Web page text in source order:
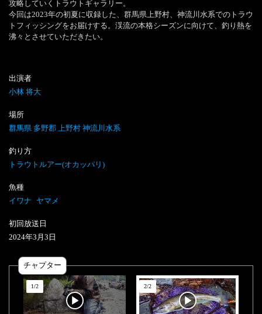
攻略していくトラウトギャラリー。
今回は2023年の初夏に収録した、群馬県上野村、神流川水系でのトラウ
トフィッシングをお届けする。渓流の本格シーズンに向けて、釣り熱を
沸々とさせていただきたい。
出演者
小林 将大
場所
群馬県 多野郡 上野村 神流川水系
釣り方
トラウトルアー(オカッパリ)
魚種
イワナ
ヤマメ
初回放送日
2024年3 月 3 日
チャプター
1/2 2/2